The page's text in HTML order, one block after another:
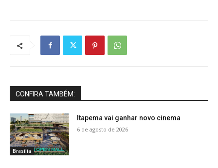
CONFIRA TAMBÉM:
Brasília
Itapema vai ganhar novo cinema
6 de agosto de 2026